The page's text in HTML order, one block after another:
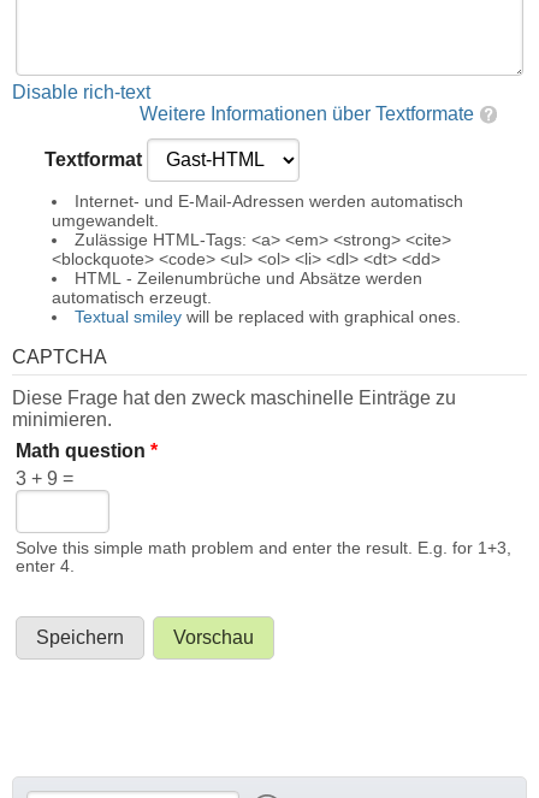
Disable rich-text
Weitere Informationen über Textformate
Textformat
Internet- und E-Mail-Adressen werden automatisch
umgewandelt.
Zulässige HTML-Tags: <a> <em> <strong> <cite>
<blockquote> <code> <ul> <ol> <li> <dl> <dt> <dd>
HTML - Zeilenumbrüche und Absätze werden
automatisch erzeugt.
Textual smiley will be replaced with graphical ones.
CAPTCHA
Diese Frage hat den zweck maschinelle Einträge zu
minimieren.
Math question*
3 + 9 =
Solve this simple math problem and enter the result. E.g. for 1+3,
enter 4.